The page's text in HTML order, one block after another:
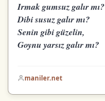
Irmak gumsuz galır mı?
Dibi susuz galır mı?
Senin gibi güzelin,
Goynu yarsız galır mı?
maniler.net